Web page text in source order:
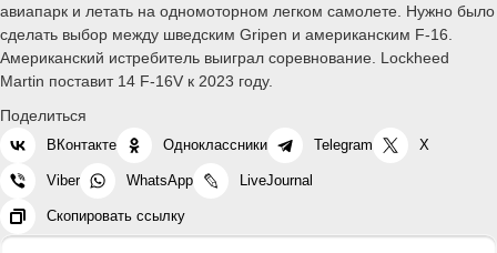
авиапарк и летать на одномоторном легком самолете. Нужно было
сделать выбор между шведским Gripen и американским F-16.
Американский истребитель выиграл соревнование. Lockheed
Martin поставит 14 F-16V к 2023 году.
Поделиться
ВКонтакте Одноклассники Telegram X
Viber WhatsApp LiveJournal
Скопировать ссылку